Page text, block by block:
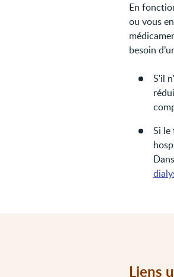
En
ou vous
besoin
S'il
Si le
Liens